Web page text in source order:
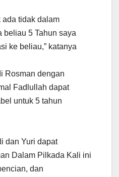
ada tidak dalam
beliau 5 Tahun saya
ke beliau,” katanya
Rosman dengan
Fadlullah dapat
untuk 5 tahun
dan Yuri dapat
Dalam Pilkada Kali ini
dan